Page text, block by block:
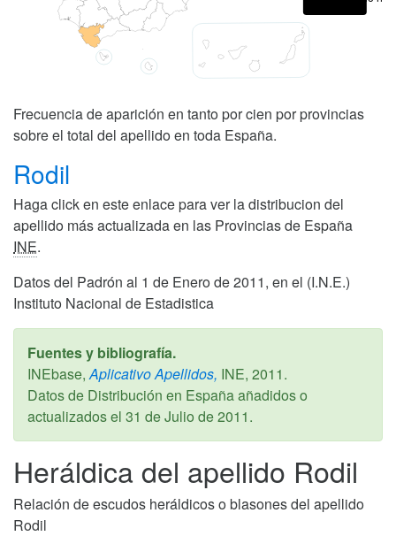
Frecuencia de aparición en tanto por cien por provincias
sobre el total del apellido en toda España.
Rodil
Haga click en este enlace para ver la distribucion del
apellido más actualizada en las Provincias de España
INE.
Datos del Padrón al 1 de Enero de 2011, en el (I.N.E.)
Instituto Nacional de Estadistica
Fuentes y bibliografía.
INEbase, Aplicativo Apellidos, INE, 2011.
Datos de Distribución en España añadidos o
actualizados el 31 de Julio de 2011.
Heráldica del apellido Rodil
Relación de escudos heráldicos o blasones del apellido
Rodil